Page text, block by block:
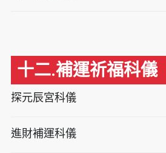
十二.補運祈福科儀
探元辰宮科儀
進財補運科儀